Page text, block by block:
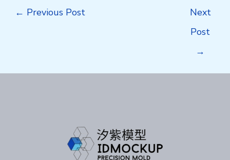
← Previous Post
Next
Post
→